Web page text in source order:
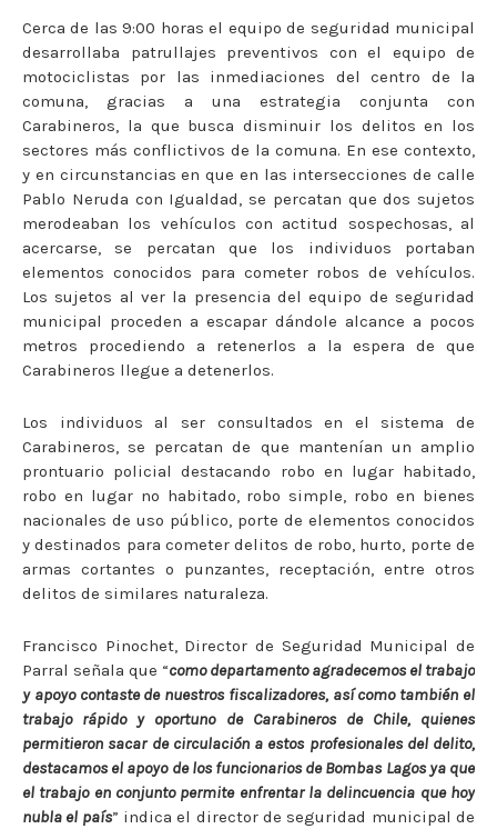
Cerca de las 9:00 horas el equipo de seguridad municipal
desarrollaba patrullajes preventivos con el equipo de
motociclistas por las inmediaciones del centro de la
comuna, gracias a una estrategia conjunta con
Carabineros, la que busca disminuir los delitos en los
sectores más conflictivos de la comuna. En ese contexto,
y en circunstancias en que en las intersecciones de calle
Pablo Neruda con Igualdad, se percatan que dos sujetos
merodeaban los vehículos con actitud sospechosas, al
acercarse, se percatan que los individuos portaban
elementos conocidos para cometer robos de vehículos.
Los sujetos al ver la presencia del equipo de seguridad
municipal proceden a escapar dándole alcance a pocos
metros procediendo a retenerlos a la espera de que
Carabineros llegue a detenerlos.
Los individuos al ser consultados en el sistema de
Carabineros, se percatan de que mantenían un amplio
prontuario policial destacando robo en lugar habitado,
robo en lugar no habitado, robo simple, robo en bienes
nacionales de uso público, porte de elementos conocidos
y destinados para cometer delitos de robo, hurto, porte de
armas cortantes o punzantes, receptación, entre otros
delitos de similares naturaleza.
Francisco Pinochet, Director de Seguridad Municipal de
Parral señala que “como departamento agradecemos el trabajo
y apoyo contaste de nuestros fiscalizadores, así como también el
trabajo rápido y oportuno de Carabineros de Chile, quienes
permitieron sacar de circulación a estos profesionales del delito,
destacamos el apoyo de los funcionarios de Bombas Lagos ya que
el trabajo en conjunto permite enfrentar la delincuencia que hoy
nubla el país” indica el director de seguridad municipal de